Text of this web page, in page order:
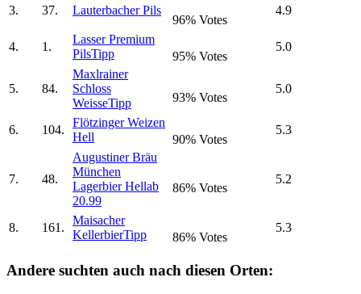
3. 37. Lauterbacher Pils
96% Votes
4.9
4. 1.
Lasser Premium
PilsTipp 95% Votes
5.0
5. 84.
Maxlrainer
Schloss
WeisseTipp 93% Votes
5.0
6. 104.
Flötzinger Weizen
Hell
90% Votes
5.3
7. 48.
Augustiner Bräu
München
Lagerbier Hellab
20.99
86% Votes
5.2
8. 161.
Maisacher
KellerbierTipp 86% Votes
5.3
Andere suchten auch nach diesen Orten: